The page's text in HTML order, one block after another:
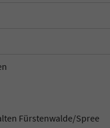
Fürstenwalde/Spree